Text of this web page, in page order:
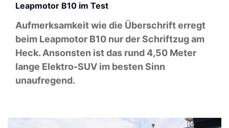
Leapmotor B10 im Test
Aufmerksamkeit wie die Überschrift erregt
beim Leapmotor B10 nur der Schriftzug am
Heck. Ansonsten ist das rund 4,50 Meter
lange Elektro-SUV im besten Sinn
unaufregend.